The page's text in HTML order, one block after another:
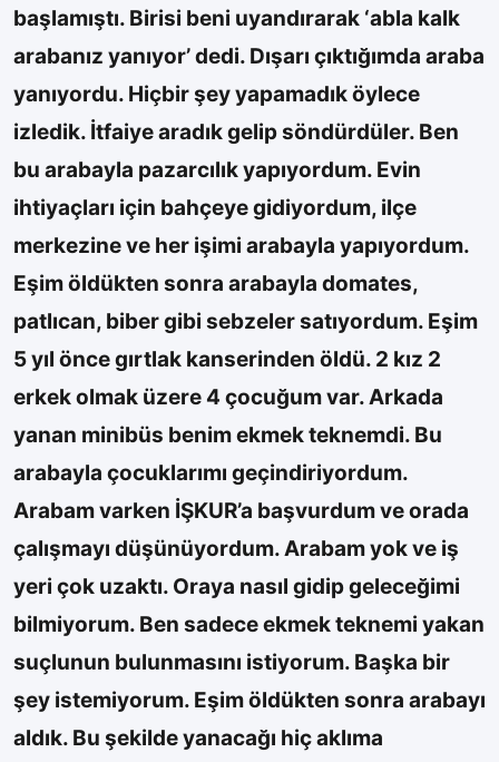
başlamıştı. Birisi beni uyandırarak ‘abla kalk
arabanız yanıyor’ dedi. Dışarı çıktığımda araba
yanıyordu. Hiçbir şey yapamadık öylece
izledik. İtfaiye aradık gelip söndürdüler. Ben
bu arabayla pazarcılık yapıyordum. Evin
ihtiyaçları için bahçeye gidiyordum, ilçe
merkezine ve her işimi arabayla yapıyordum.
Eşim öldükten sonra arabayla domates,
patlıcan, biber gibi sebzeler satıyordum. Eşim
5 yıl önce gırtlak kanserinden öldü. 2 kız 2
erkek olmak üzere 4 çocuğum var. Arkada
yanan minibüs benim ekmek teknemdi. Bu
arabayla çocuklarımı geçindiriyordum.
Arabam varken İŞKUR’a başvurdum ve orada
çalışmayı düşünüyordum. Arabam yok ve iş
yeri çok uzaktı. Oraya nasıl gidip geleceğimi
bilmiyorum. Ben sadece ekmek teknemi yakan
suçlunun bulunmasını istiyorum. Başka bir
şey istemiyorum. Eşim öldükten sonra arabayı
aldık. Bu şekilde yanacağı hiç aklıma